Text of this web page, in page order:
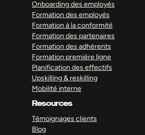
Onboarding des employés
Formation des employés
Formation à la conformité
Formation des partenaires
Formation des adhérents
Formation première ligne
Planification des effectifs
Upskilling & reskilling
Mobilité interne
Resources
Témoignages clients
Blog